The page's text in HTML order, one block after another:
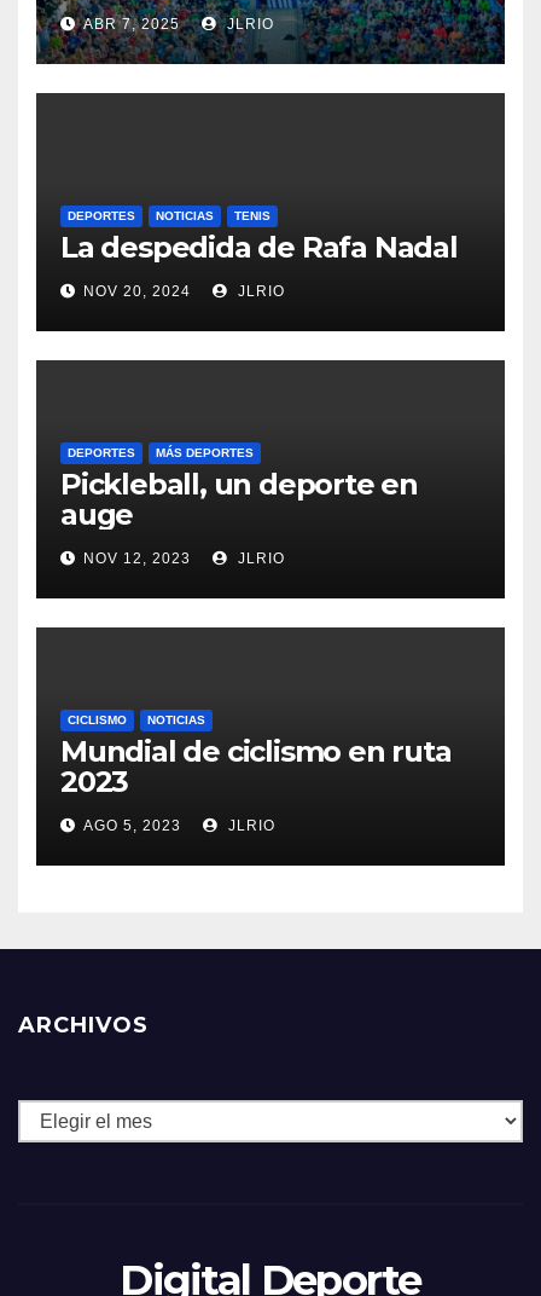
ABR 7, 2025 JLRIO
DEPORTES NOTICIAS TENIS
La despedida de Rafa Nadal
NOV 20, 2024 JLRIO
DEPORTES MÁS DEPORTES
Pickleball, un deporte en
auge
NOV 12, 2023 JLRIO
CICLISMO NOTICIAS
Mundial de ciclismo en ruta
2023
AGO 5, 2023 JLRIO
ARCHIVOS
Archivos
Digital Deporte